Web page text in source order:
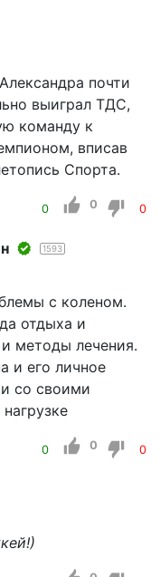
почти
выиграл ТДС,
команду к
вписав
Спорта.
0 0 0
1593
с коленом.
отдыха и
методы лечения.
и его личное
со своими
0 0 0